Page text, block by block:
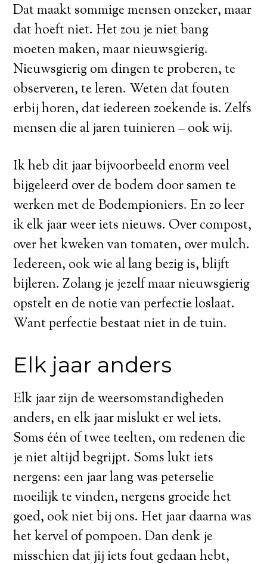
Dat maakt sommige mensen onzeker, maar
dat hoeft niet. Het zou je niet bang
moeten maken, maar nieuwsgierig.
Nieuwsgierig om dingen te proberen, te
observeren, te leren. Weten dat fouten
erbij horen, dat iedereen zoekende is. Zelfs
mensen die al jaren tuinieren – ook wij.
Ik heb dit jaar bijvoorbeeld enorm veel
bijgeleerd over de bodem door samen te
werken met de Bodempioniers. En zo leer
ik elk jaar weer iets nieuws. Over compost,
over het kweken van tomaten, over mulch.
Iedereen, ook wie al lang bezig is, blijft
bijleren. Zolang je jezelf maar nieuwsgierig
opstelt en de notie van perfectie loslaat.
Want perfectie bestaat niet in de tuin.
Elk jaar anders
Elk jaar zijn de weersomstandigheden
anders, en elk jaar mislukt er wel iets.
Soms één of twee teelten, om redenen die
je niet altijd begrijpt. Soms lukt iets
nergens: een jaar lang was peterselie
moeilijk te vinden, nergens groeide het
goed, ook niet bij ons. Het jaar daarna was
het kervel of pompoen. Dan denk je
misschien dat jij iets fout gedaan hebt,